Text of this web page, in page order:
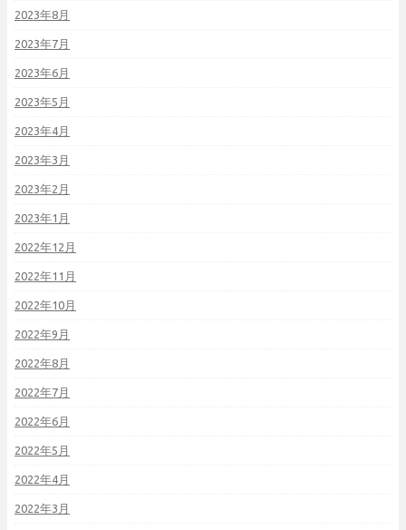
2023年8月
2023年7月
2023年6月
2023年5月
2023年4月
2023年3月
2023年2月
2023年1月
2022年12月
2022年11月
2022年10月
2022年9月
2022年8月
2022年7月
2022年6月
2022年5月
2022年4月
2022年3月